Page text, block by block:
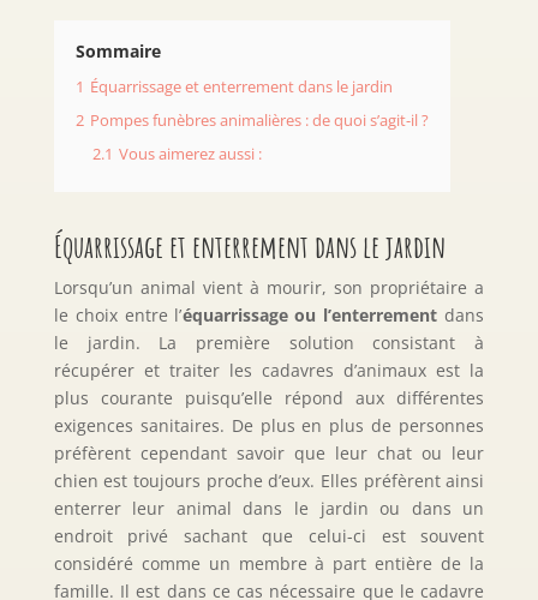
Sommaire
1 Équarrissage et enterrement dans le jardin
2 Pompes funèbres animalières : de quoi s’agit-il ?
2.1 Vous aimerez aussi :
Équarrissage et enterrement dans le jardin
Lorsqu’un animal vient à mourir, son propriétaire a
le choix entre l’équarrissage ou l’enterrement dans
le jardin. La première solution consistant à
récupérer et traiter les cadavres d’animaux est la
plus courante puisqu’elle répond aux différentes
exigences sanitaires. De plus en plus de personnes
préfèrent cependant savoir que leur chat ou leur
chien est toujours proche d’eux. Elles préfèrent ainsi
enterrer leur animal dans le jardin ou dans un
endroit privé sachant que celui-ci est souvent
considéré comme un membre à part entière de la
famille. Il est dans ce cas nécessaire que le cadavre